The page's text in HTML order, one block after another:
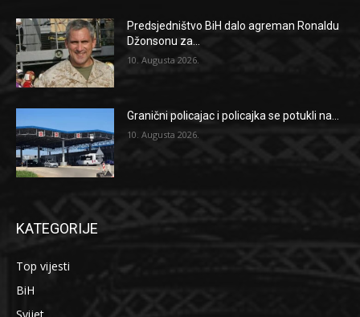
Predsjedništvo BiH dalo agreman Ronaldu
Džonsonu za...
10. Augusta 2026.
Granični policajac i policajka se potukli na...
10. Augusta 2026.
KATEGORIJE
Top vijesti
BiH